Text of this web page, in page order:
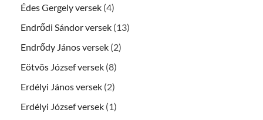
Édes Gergely versek (4)
Endrődi Sándor versek (13)
Endrődy János versek (2)
Eötvös József versek (8)
Erdélyi János versek (2)
Erdélyi József versek (1)